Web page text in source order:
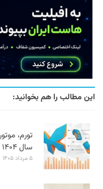
این مطالب را هم بخوانید:
تورم،
سال ۱۴۰۴ شد
۵ مرداد ۱۴۰۵